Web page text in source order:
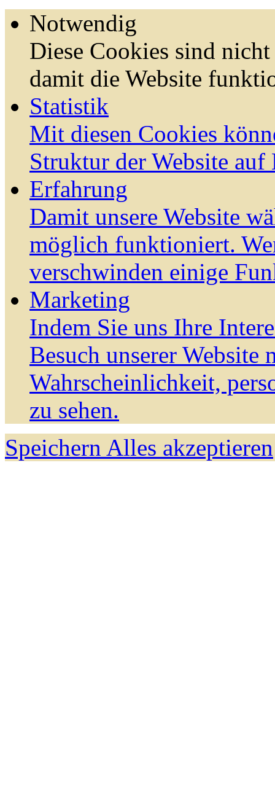
Notwendig
Diese Cookies sind
damit die Website
Statistik
Mit diesen Cookies
Struktur der Website auf
Erfahrung
Damit unsere Website
möglich funktioniert.
verschwinden einige
Marketing
Indem Sie uns Ihre
Besuch unserer Website
Wahrscheinlichkeit,
zu sehen.
Speichern Alles akzeptieren